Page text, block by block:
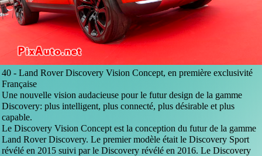
40 -Land Rover Discovery Vision Concept, en première exclusivité
Française
Une nouvelle vision audacieuse pour le futur design de la gamme
Discovery: plus intelligent, plus connecté, plus désirable et plus
capable.
Le Discovery Vision Concept est la conception du futur de la gamme
Land Rover Discovery. Le premier modèle était le Discovery Sport
révélé en 2015 suivi par le Discovery révélé en 2016. Le Discovery